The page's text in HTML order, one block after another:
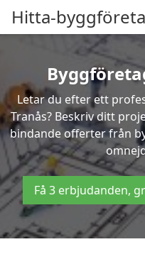
Hitta-
Letar du efter ett
Tranås? Beskriv ditt
bindande offerter från
Få 3 erbjudanden,